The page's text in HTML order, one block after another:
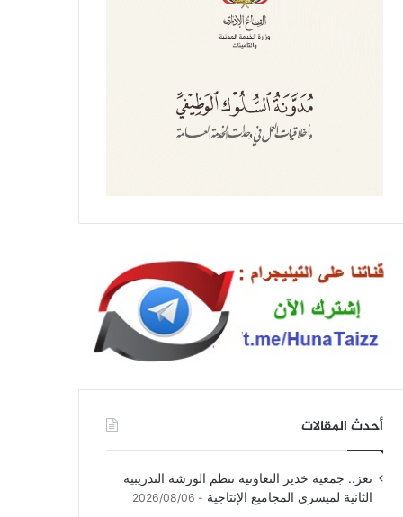
أحدث المقالات
تعز.. جمعية خدير التعاونية تنظم الورشة التدريبية
الثانية لميسري المجاميع الإنتاجية
2026/08/06